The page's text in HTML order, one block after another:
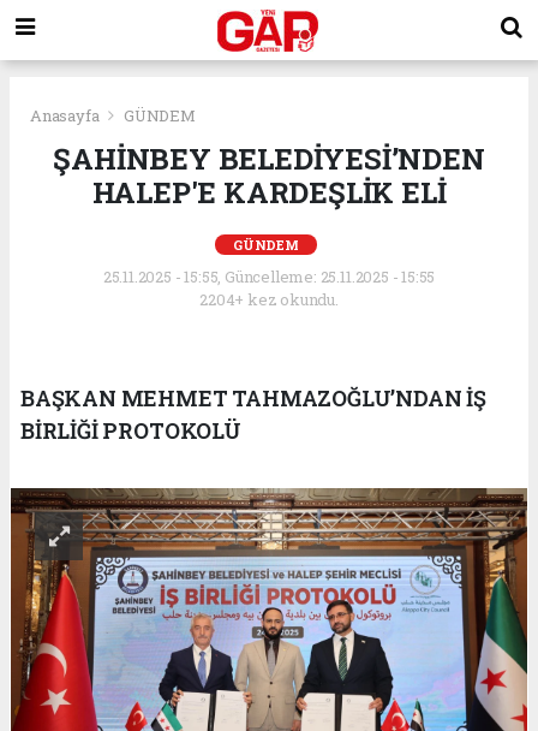
Anasayfa GÜNDEM
ŞAHİNBEY BELEDİYESİ’NDEN
HALEP'E KARDEŞLİK ELİ
GÜNDEM
25.11.2025 - 15:55, Güncelleme: 25.11.2025 - 15:55
2204+ kez okundu.
BAŞKAN MEHMET TAHMAZOĞLU’NDAN İŞ
BİRLİĞİ PROTOKOLÜ